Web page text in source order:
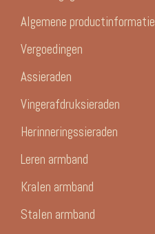
Algemene productinformatie
Vergoedingen
Assieraden
Vingerafdruksieraden
Herinneringssieraden
Leren armband
Kralen armband
Stalen armband